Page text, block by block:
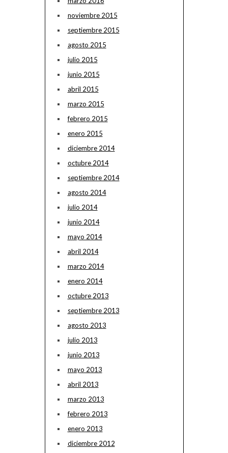
noviembre 2015
septiembre 2015
agosto 2015
julio 2015
junio 2015
abril 2015
marzo 2015
febrero 2015
enero 2015
diciembre 2014
octubre 2014
septiembre 2014
agosto 2014
julio 2014
junio 2014
mayo 2014
abril 2014
marzo 2014
enero 2014
octubre 2013
septiembre 2013
agosto 2013
julio 2013
junio 2013
mayo 2013
abril 2013
marzo 2013
febrero 2013
enero 2013
diciembre 2012